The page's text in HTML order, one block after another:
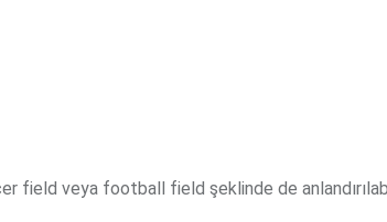
field veya football field şeklinde de